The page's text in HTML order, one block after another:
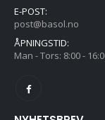
E-POST:
post@basol.no
ÅPNINGSTID:
Man - Tors: 8:00 -